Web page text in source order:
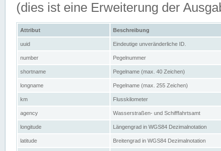
(dies ist eine Erweiterung der
Attribut Beschreibung
uuid Eindeutige unveränderliche ID.
number Pegelnummer
shortname Pegelname (max. 40 Zeichen)
longname Pegelname (max. 255 Zeichen)
km Flusskilometer
agency Wasserstraßen- und Schifffahrtsamt
longitude Längengrad in WGS84 Dezimalnotation
latitude Breitengrad in WGS84 Dezimalnotation